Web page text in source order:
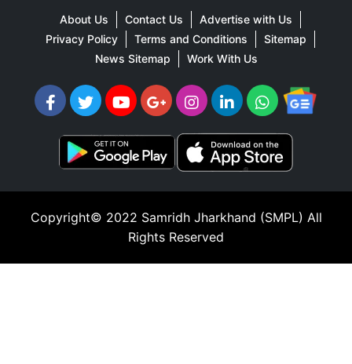
About Us Contact Us
Advertise with Us
Privacy Policy
Terms and Conditions
Sitemap
News Sitemap
Work With Us
Copyright© 2022 Samridh Jharkhand (SMPL) All
Rights Reserved